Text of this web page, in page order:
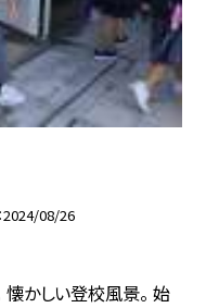
2024/08/26
懐かしい登校風景。 始